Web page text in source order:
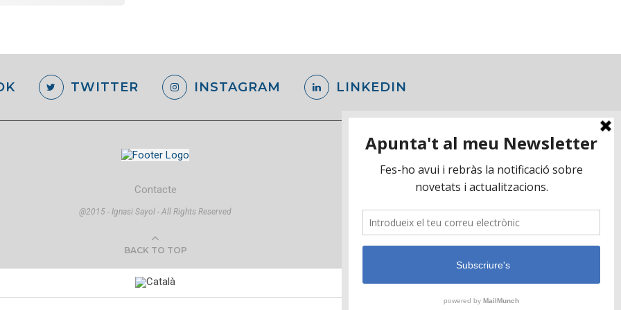
TWITTER INSTAGRAM LINKEDIN
Contacte
@2015 - Ignasi Sayol - All Rights Reserved
BACK TO TOP